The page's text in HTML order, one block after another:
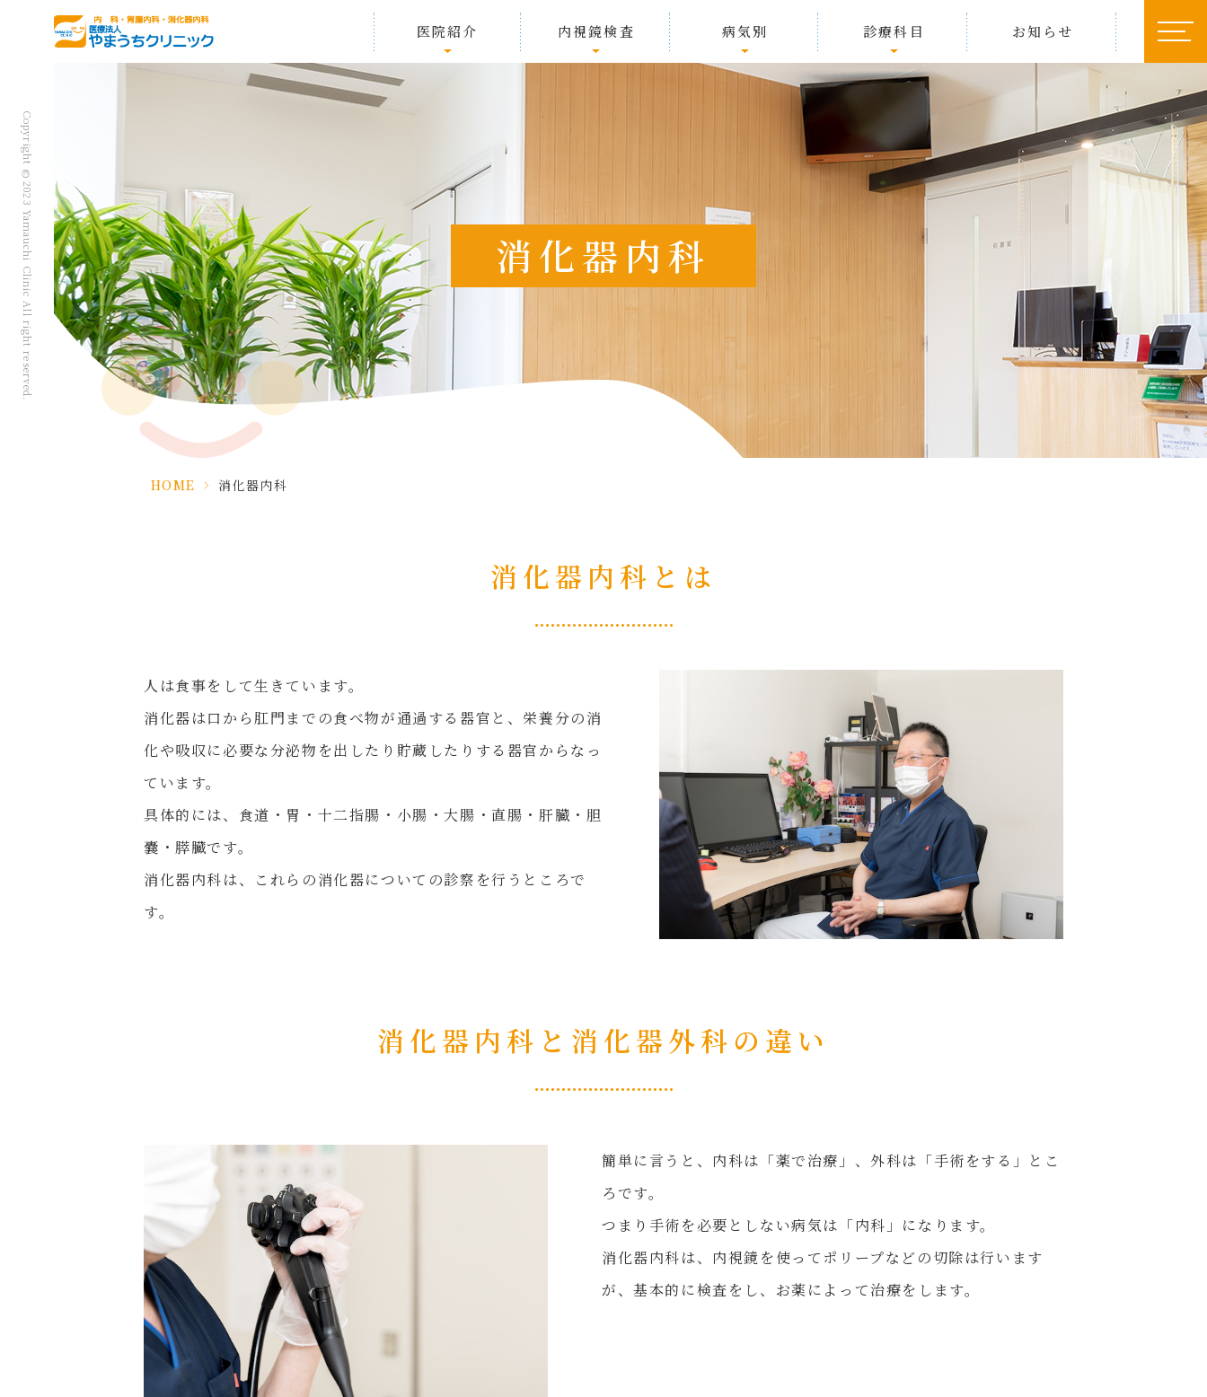
医院紹介 内視鏡検査 病気別 診療科目 お知らせ
消化器内科
Copyright
©
2023 Yamauchi Clinic All right reserved.
HOME > 消化器内科
消化器内科とは
人は食事をして生きています。
消化器は口から肛門までの食べ物が通過する器官と、栄養分の消
化や吸収に必要な分泌物を出したり貯蔵したりする器官からなっ
ています。
具体的には、食道・胃・十二指腸・小腸・大腸・直腸・肝臓・胆
嚢・膵臓です。
消化器内科は、これらの消化器についての診察を行うところで
す。
消化器内科と消化器外科の違い
簡単に言うと、内科は「薬で治療」、外科は「手術をする」とこ
ろです。
つまり手術を必要としない病気は「内科」になります。
消化器内科は、内視鏡を使ってポリープなどの切除は行います
が、基本的に検査をし、お薬によって治療をします。